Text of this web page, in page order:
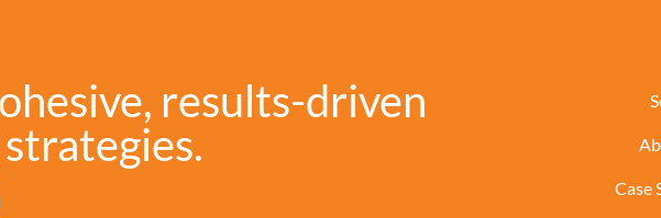
results-driven
Case